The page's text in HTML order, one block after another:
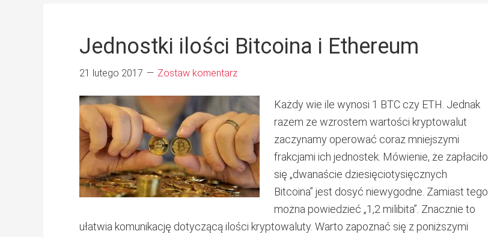
Jednostki ilości Bitcoina i Ethereum
21 lutego 2017 Zostaw komentarz
Każdy wie ile wynosi 1 BTC czy ETH. Jednak
razem ze wzrostem wartości kryptowalut
zaczynamy operować coraz mniejszymi
frakcjami ich jednostek. Mówienie, że zapłaciło
się „dwanaście dziesięciotysięcznych
Bitcoina” jest dosyć niewygodne. Zamiast tego
można powiedzieć „1,2 milibita”. Znacznie to
ułatwia komunikację dotyczącą ilości kryptowaluty. Warto zapoznać się z poniższymi